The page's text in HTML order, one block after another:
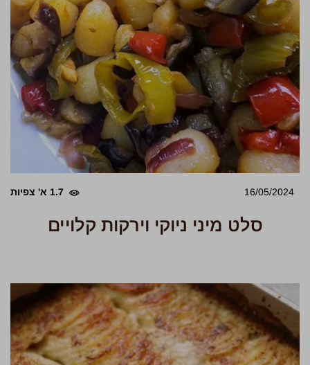
16/05/2024 1.7 א' צפיות
סלט מיני ניוקי וירקות קלויים